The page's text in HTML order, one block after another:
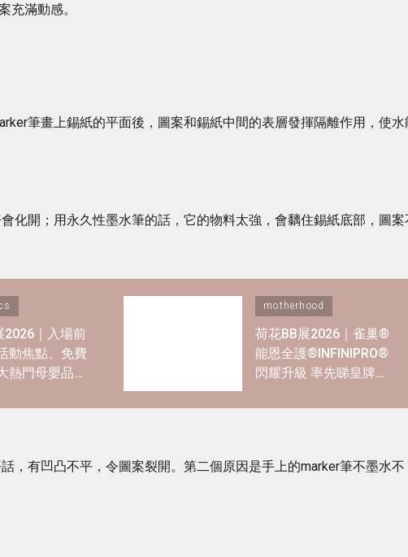
充滿動感。
筆畫上錫紙的平面後，圖案和錫紙中間的表層發揮隔離作用，使水
化開；用永久性墨水筆的話，它的物料太強，會黐住錫紙底部，圖案
2026｜入場前
動焦點、免費
熱門母嬰品牌
motherhood
荷花BB展2026｜雀巢®
能恩全護®INFINIPRO®
閃耀升級 率先睇皇牌產
禮遇
，有凹凸不平，令圖案裂開。第二個原因是手上的marker筆不墨水不